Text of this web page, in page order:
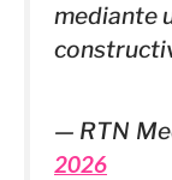
mediante
— RTN
2026